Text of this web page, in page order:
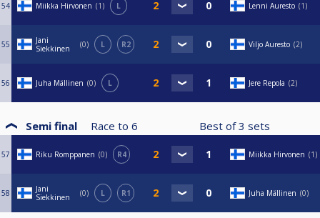
54 Miikka Hirvonen 1 L Lenni Auresto 1
55
Jani
Siekkinen
0 L R2 Viljo Auresto 2
56 Juha Mällinen 0 L Jere Repola 2
Semi final Race to 6 Best of3 sets
57 Riku Romppanen 0 R4 Miikka Hirvonen 1
58
Jani
Siekkinen
0 L R1 Juha Mällinen 0